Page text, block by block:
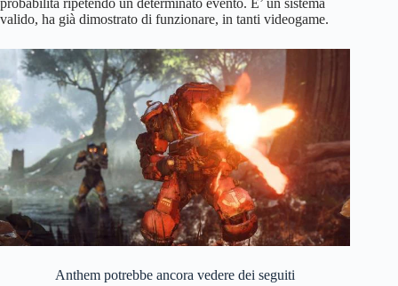
probabilità ripetendo un determinato evento. E’ un sistema
valido, ha già dimostrato di funzionare, in tanti videogame.
Anthem potrebbe ancora vedere dei seguiti